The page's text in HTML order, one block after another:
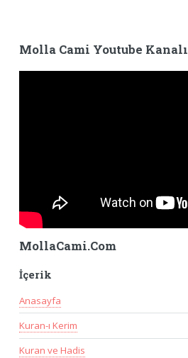
Molla Cami Youtube Kanalı
MollaCami.Com
İçerik
Anasayfa
Kuran-ı Kerim
Kuran ve Hadis